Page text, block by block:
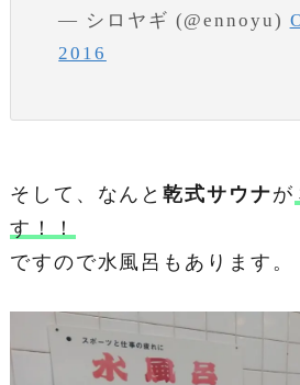
— シロヤギ (@ennoyu)
2016
そして、なんと乾式サウナが
す！！
ですので水風呂もあります。